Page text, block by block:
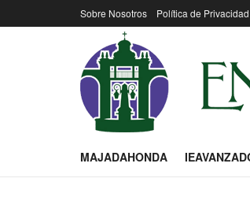
Sobre Nosotros Política de Privacidad
MAJADAHONDA